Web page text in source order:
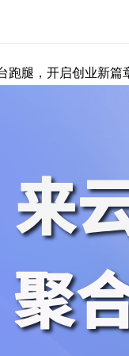
跑腿，开启创业新篇